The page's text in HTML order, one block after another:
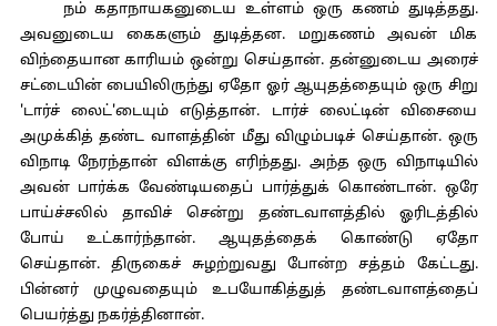
நம் கதாநாயகனுடைய உள்ளம் ஒரு கணம் துடித்தது.
அவனுடைய கைகளும் துடித்தன. மறுகணம் அவன் மிக
விந்தையான காரியம் ஒன்று செய்தான். தன்னுடைய அரைச்
சட்டையின் பையிலிருந்து ஏதோ ஓர் ஆயுதத்தையும் ஒரு சிறு
'டார்ச் லைட்'டையும் எடுத்தான். டார்ச் லைட்டின் விசையை
அமுக்கித் தண்ட வாளத்தின் மீது விழும்படிச் செய்தான். ஒரு
விநாடி நேரந்தான் விளக்கு எரிந்தது. அந்த ஒரு விநாடியில்
அவன் பார்க்க வேண்டியதைப் பார்த்துக் கொண்டான். ஒரே
பாய்ச்சலில் தாவிச் சென்று தண்டவாளத்தில் ஓரிடத்தில்
போய் உட்கார்ந்தான். ஆயுதத்தைக் கொண்டு ஏதோ
செய்தான். திருகைச் சுழற்றுவது போன்ற சத்தம் கேட்டது.
பின்னர் முழுவதையும் உபயோகித்துத் தண்டவாளத்தைப்
பெயர்த்து நகர்த்தினான்.